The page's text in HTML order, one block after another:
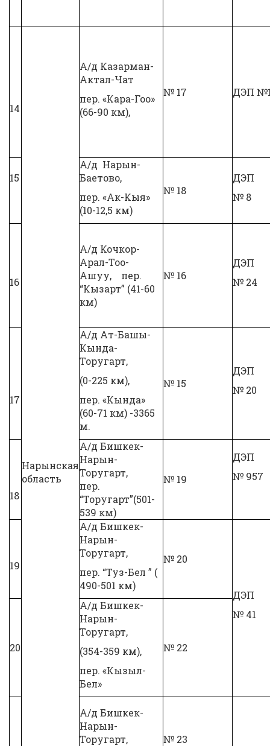
14
Нарынская
область
А/д Казарман-
Актал-Чат
пер. «Кара-Гоо»
(66-90 км),
№ 17 ДЭП
15
А/д Нарын-
Баетово,
пер. «Ак-Кыя»
(10-12,5 км)
№ 18
ДЭП
№ 8
16
А/д Кочкор-
Арал-Тоо-
Ашуу, пер.
“Кызарт” (41-60
км)
№ 16
ДЭП
№ 24
17
А/д Ат-Башы-
Кында-
Торугарт,
(0-225 км),
пер. «Кында»
(60-71 км) -3365
м.
№ 15
ДЭП
№ 20
18
А/д Бишкек-
Нарын-
Торугарт,
пер.
“Торугарт”(501-
539 км)
№ 19
ДЭП
№ 957
19
А/д Бишкек-
Нарын-
Торугарт,
пер. “Туз-Бел ” (
490-501 км)
№ 20
ДЭП
№ 41
20
А/д Бишкек-
Нарын-
Торугарт,
(354-359 км),
пер. «Кызыл-
Бел»
№ 22
А/д Бишкек-
Нарын-
Торугарт,
№ 23